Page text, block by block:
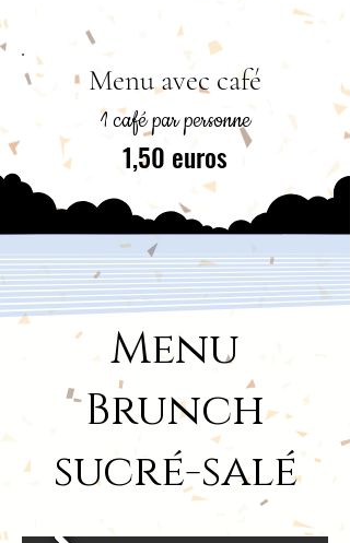
Menu avec café
1 café par personne
1,50 euros
Menu
Brunch
sucré-salé